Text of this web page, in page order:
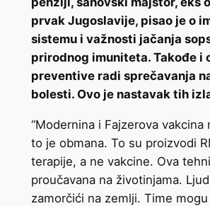
prvak Jugoslavije, pisao je o
sistemu i važnosti jačanja
prirodnog imuniteta. Takođe i
preventive radi sprečavanja
bolesti. Ovo je nastavak tih
“Modernina i Fajzerova vakcina
to je obmana. To su proizvodi
terapije, a ne vakcine. Ova
proučavana na životinjama.
zamorčići na zemlji. Time